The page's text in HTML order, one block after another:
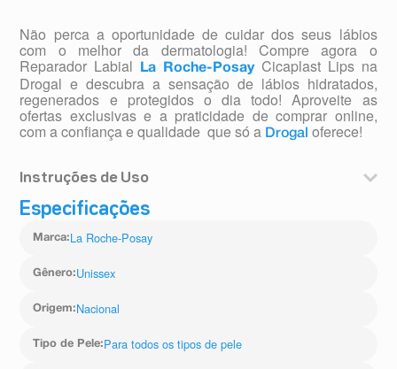
Não perca a oportunidade de cuidar dos seus lábios
com o melhor da dermatologia! Compre agora o
Reparador Labial La Roche-Posay
Cicaplast Lips na
Drogal e descubra a sensação de lábios hidratados,
regenerados e protegidos o dia todo! Aproveite as
ofertas exclusivas e a praticidade de comprar online,
com a confiança e qualidade que só a Drogaloferece!
Instruções de Uso
Aplique o reparador Labial La Roche-Posay Cicaplast
Lips diretamente nos lábios sempre que sentir
necessidade de hidratação ou proteção.
necessárias.
permitindo que atue durante a noite.
Pode ser usado por cima do batom ou gloss, garantindo
lábios hidratados e protegidos com um toque de cor.
Especificações
Marca:La Roche-Posay
Gênero:Unissex
Origem:Nacional
Tipo de Pele:Para todos os tipos de pele